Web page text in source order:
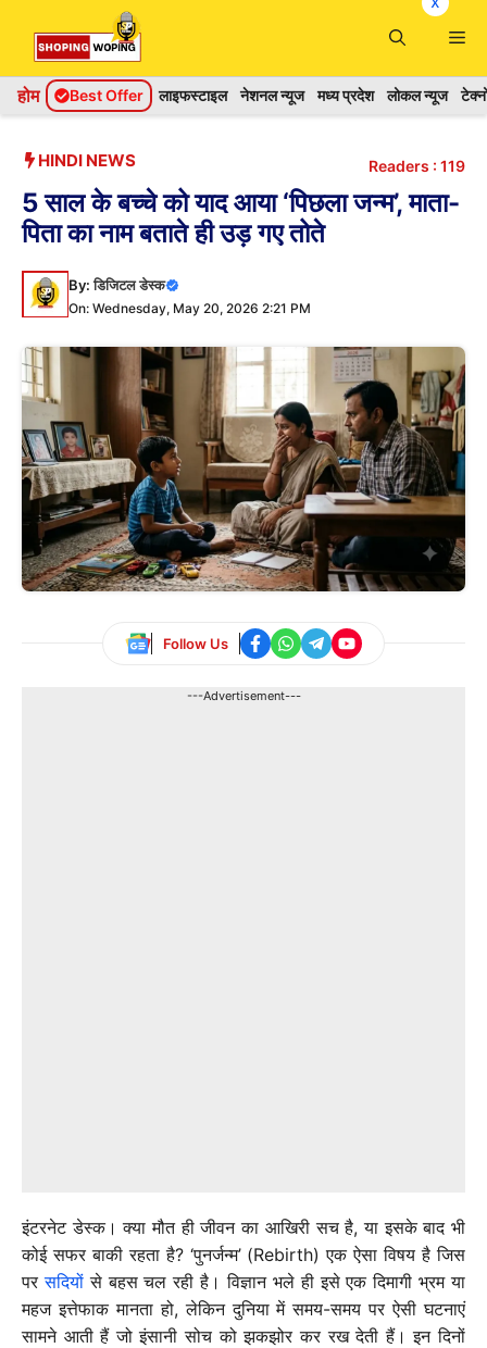
content
होम Best Offer लाइफस्टाइल नेशनल न्यूज मध्य प्रदेश लोकल न्यूज
HINDI NEWS Readers : 119
5 साल के बच्चे को याद आया ‘पिछला जन्म’, माता-
पिता का नाम बताते ही उड़ गए तोते
By:डिजिटल डेस्क
On: Wednesday, May 20, 2026 2:21 PM
Follow Us
---Advertisement---
इंटरनेट डेस्क। क्या मौत ही जीवन का आखिरी सच है, या इसके बाद भी
कोई सफर बाकी रहता है? ‘पुनर्जन्म’ (Rebirth) एक ऐसा विषय है जिस
परसदियोंसे बहस चल रही है। विज्ञान भले ही इसे एक दिमागी भ्रम या
महज इत्तेफाक मानता हो, लेकिन दुनिया में समय-समय पर ऐसी घटनाएं
सामने आती हैं जो इंसानी सोच को झकझोर कर रख देती हैं। इन दिनों